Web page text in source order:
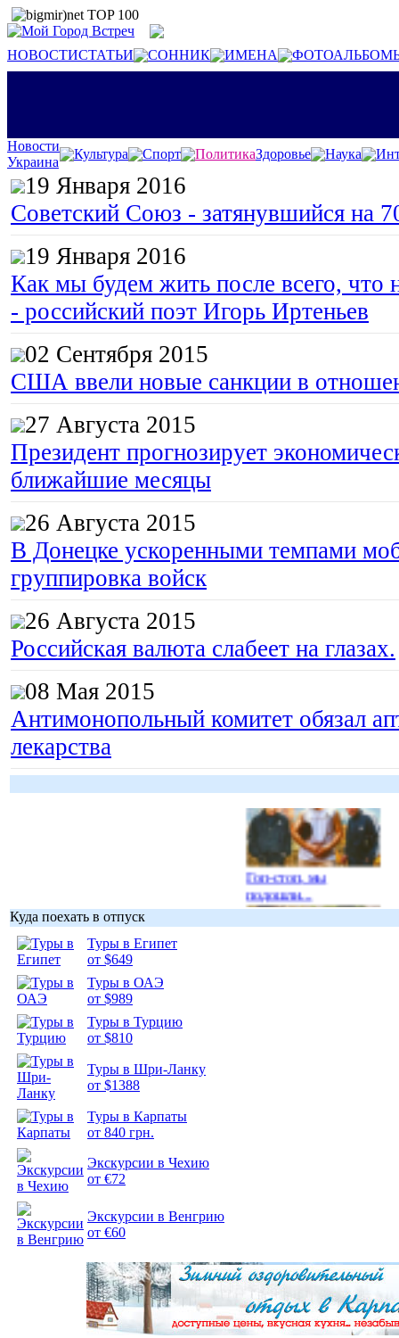
НОВОСТИСТАТЬИ СОННИК ИМЕНА
Новости
Украина
Культура Спорт ПолитикаЗдоровье Наука
19 Января 2016
Советский Союз - затянувшийся на
19 Января 2016
Как мы будем жить после всего, что
- российский поэт Игорь Иртеньев
02 Сентября 2015
США ввели новые санкции в
27 Августа 2015
Президент прогнозирует
ближайшие месяцы
26 Августа 2015
В Донецке ускоренными темпами
группировка войск
26 Августа 2015
Российская валюта слабеет на глазах.
08 Мая 2015
Антимонопольный комитет обязал
лекарства
Гоп-стоп, мы
подошли...
Куда поехать в отпуск
Туры в Египет
от $649
Туры в ОАЭ
от $989
Туры в Турцию
от $810
Туры в Шри-Ланку
от $1388
Туры в Карпаты
от 840 грн.
Экскурсии в Чехию
от €72
Экскурсии в Венгрию
от €60